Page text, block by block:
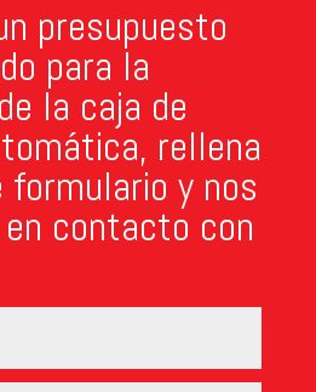
presupuesto
para la
la caja de
rellena
y nos
contacto con